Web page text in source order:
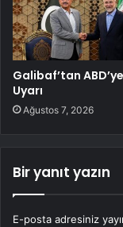
Galibaf’tan
Uyarı
Ağustos 7, 2026
Bir yanıt yazın
E-posta adresiniz